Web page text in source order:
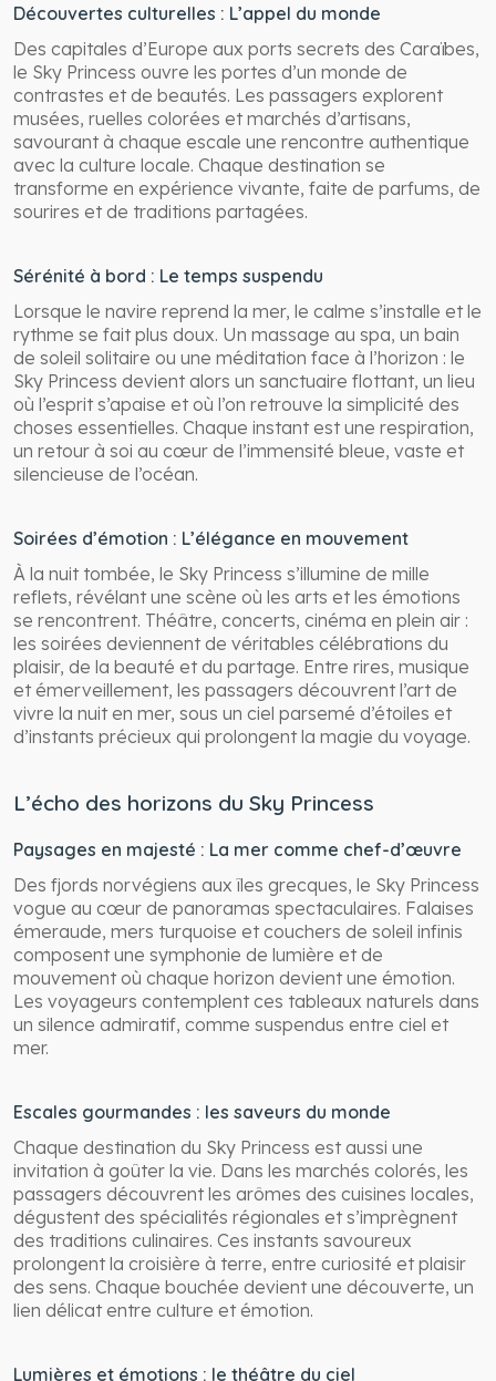
Découvertes culturelles : L’appel du monde
Des capitales d’Europe aux ports secrets des Caraïbes,
le Sky Princess ouvre les portes d’un monde de
contrastes et de beautés. Les passagers explorent
musées, ruelles colorées et marchés d’artisans,
savourant à chaque escale une rencontre authentique
avec la culture locale. Chaque destination se
transforme en expérience vivante, faite de parfums, de
sourires et de traditions partagées.
Sérénité à bord : Le temps suspendu
Lorsque le navire reprend la mer, le calme s’installe et le
rythme se fait plus doux. Un massage au spa, un bain
de soleil solitaire ou une méditation face à l’horizon : le
Sky Princess devient alors un sanctuaire flottant, un lieu
où l’esprit s’apaise et où l’on retrouve la simplicité des
choses essentielles. Chaque instant est une respiration,
un retour à soi au cœur de l’immensité bleue, vaste et
silencieuse de l’océan.
Soirées d’émotion : L’élégance en mouvement
À la nuit tombée, le Sky Princess s’illumine de mille
reflets, révélant une scène où les arts et les émotions
se rencontrent. Théâtre, concerts, cinéma en plein air :
les soirées deviennent de véritables célébrations du
plaisir, de la beauté et du partage. Entre rires, musique
et émerveillement, les passagers découvrent l’art de
vivre la nuit en mer, sous un ciel parsemé d’étoiles et
d’instants précieux qui prolongent la magie du voyage.
L’écho des horizons du Sky Princess
Paysages en majesté : La mer comme chef-d’œuvre
Des fjords norvégiens aux îles grecques, le Sky Princess
vogue au cœur de panoramas spectaculaires. Falaises
émeraude, mers turquoise et couchers de soleil infinis
composent une symphonie de lumière et de
mouvement où chaque horizon devient une émotion.
Les voyageurs contemplent ces tableaux naturels dans
un silence admiratif, comme suspendus entre ciel et
mer.
Escales gourmandes : les saveurs du monde
Chaque destination du Sky Princess est aussi une
invitation à goûter la vie. Dans les marchés colorés, les
passagers découvrent les arômes des cuisines locales,
dégustent des spécialités régionales et s’imprègnent
des traditions culinaires. Ces instants savoureux
prolongent la croisière à terre, entre curiosité et plaisir
des sens. Chaque bouchée devient une découverte, un
lien délicat entre culture et émotion.
Lumières et émotions : le théâtre du ciel